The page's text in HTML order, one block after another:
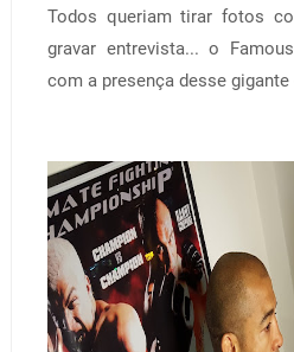
Todos queriam tirar fotos
gravar entrevista... o
com a presença desse gigante